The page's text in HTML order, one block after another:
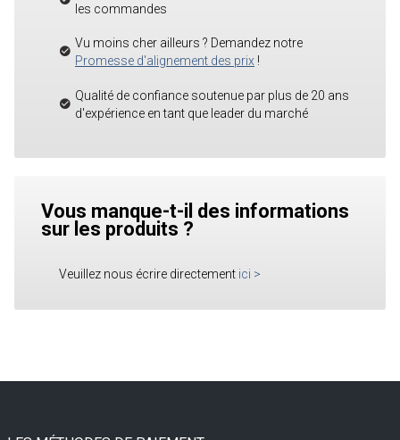
les commandes
Vu moins cher ailleurs ? Demandez notre
Promesse d'alignement des prix !
Qualité de confiance soutenue par plus de 20 ans
d'expérience en tant que leader du marché
Vous manque-t-il des informations
sur les produits ?
Veuillez nous écrire directement ici >